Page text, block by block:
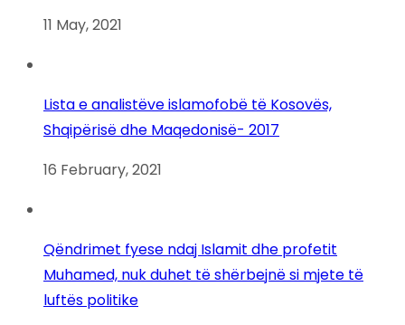
11 May, 2021
Lista e analistëve islamofobë të Kosovës,
Shqipërisë dhe Maqedonisë- 2017
16 February, 2021
Qëndrimet fyese ndaj Islamit dhe profetit
Muhamed, nuk duhet të shërbejnë si mjete të
luftës politike